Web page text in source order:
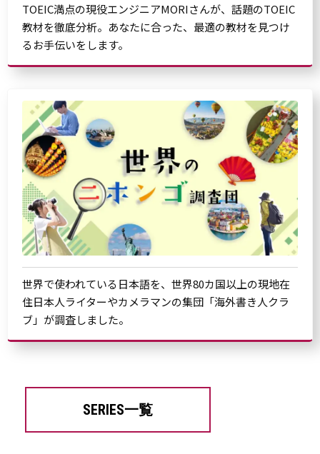
TOEIC満点の現役エンジニアMORIさんが、話題のTOEIC
教材を徹底分析。あなたに合った、最適の教材を見つけ
るお手伝いをします。
世界で使われている日本語を、世界80カ国以上の現地在
住日本人ライターやカメラマンの集団「海外書き人クラ
ブ」が調査しました。
SERIES一覧